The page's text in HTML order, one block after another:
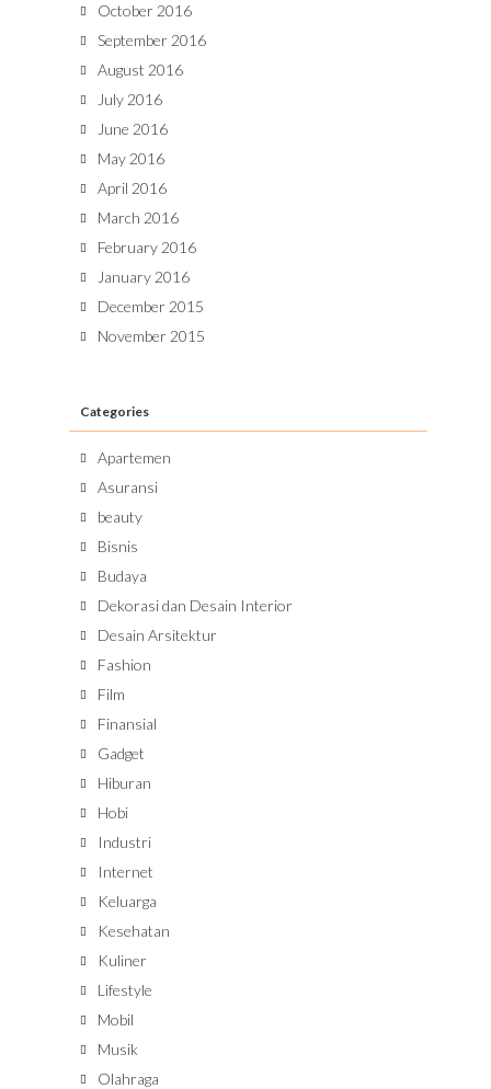
October 2016
September 2016
August 2016
July 2016
June 2016
May 2016
April 2016
March 2016
February 2016
January 2016
December 2015
November 2015
Categories
Apartemen
Asuransi
beauty
Bisnis
Budaya
Dekorasi dan Desain Interior
Desain Arsitektur
Fashion
Film
Finansial
Gadget
Hiburan
Hobi
Industri
Internet
Keluarga
Kesehatan
Kuliner
Lifestyle
Mobil
Musik
Olahraga